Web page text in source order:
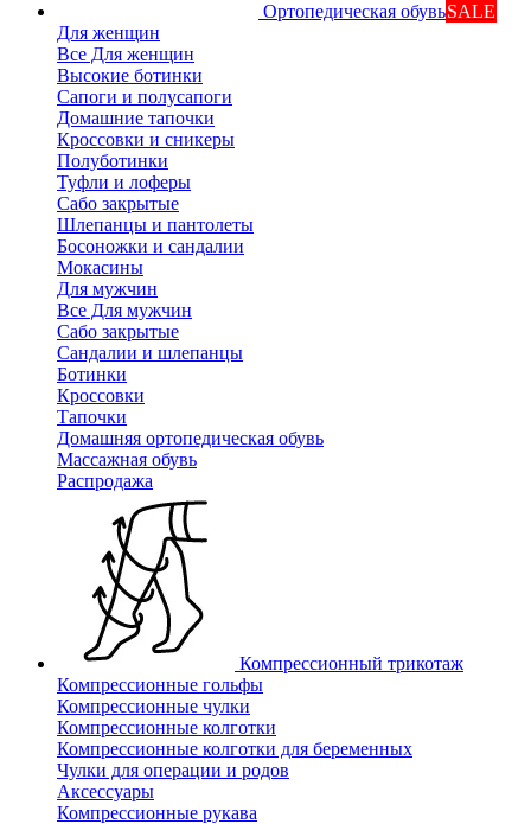
Ортопедическая обувьSALE
Для женщин
Все Для женщин
Высокие ботинки
Сапоги и полусапоги
Домашние тапочки
Кроссовки и сникеры
Полуботинки
Туфли и лоферы
Сабо закрытые
Шлепанцы и пантолеты
Босоножки и сандалии
Мокасины
Для мужчин
Все Для мужчин
Сабо закрытые
Сандалии и шлепанцы
Ботинки
Кроссовки
Тапочки
Домашняя ортопедическая обувь
Массажная обувь
Распродажа
Компрессионный трикотаж
Компрессионные гольфы
Компрессионные чулки
Компрессионные колготки
Компрессионные колготки для беременных
Чулки для операции и родов
Аксессуары
Компрессионные рукава